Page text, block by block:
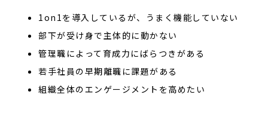
1on1を導入しているが、うまく機能していない
部下が受け身で主体的に動かない
管理職によって育成力にばらつきがある
若手社員の早期離職に課題がある
組織全体のエンゲージメントを高めたい